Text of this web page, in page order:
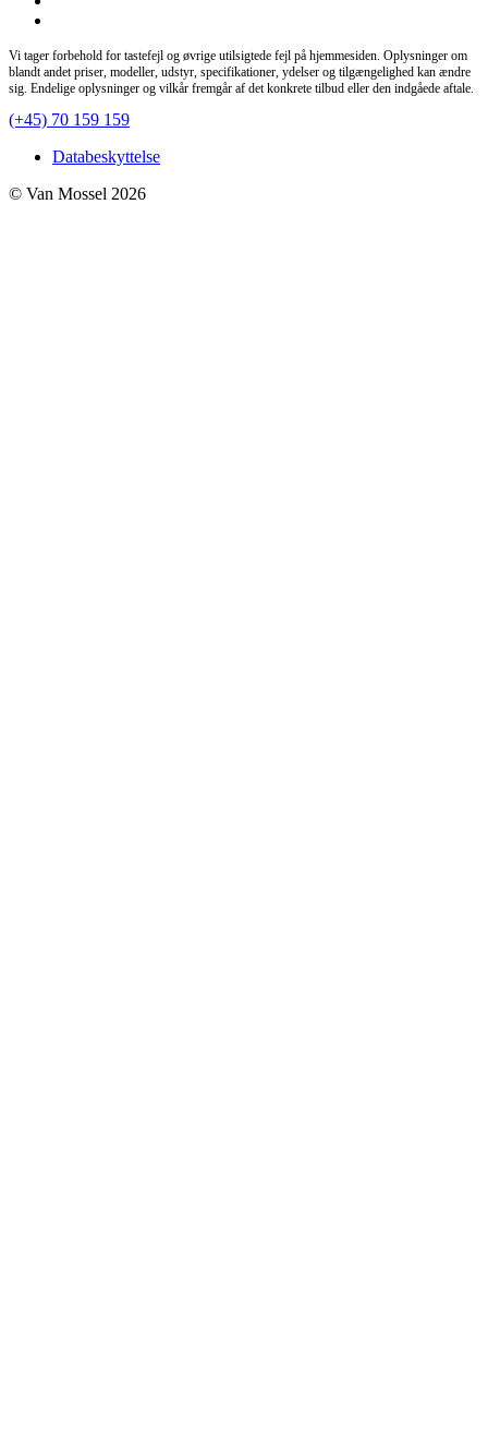
Vi tager forbehold for tastefejl og øvrige utilsigtede fejl på hjemmesiden. Oplysninger om
blandt andet priser, modeller, udstyr, specifikationer, ydelser og tilgængelighed kan ændre
sig. Endelige oplysninger og vilkår fremgår af det konkrete tilbud eller den indgåede aftale.
(+45) 70 159 159
Databeskyttelse
© Van Mossel 2026